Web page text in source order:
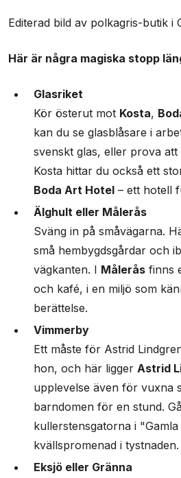
Editerad bild av polkagris-butik i
Här är några magiska stopp
Glasriket
Kör österut mot Kosta,
kan du se glasblåsare i
svenskt glas, eller prova att
Kosta hittar du också ett
Boda Art Hotel– ett hotell
Älghult eller Målerås
Sväng in på småvägarna.
små hembygdsgårdar och
vägkanten. I Måleråsfinns
och kafé, i en miljö som
berättelse.
Vimmerby
Ett måste för Astrid
hon, och här ligger Astrid
upplevelse även för vuxna
barndomen för en stund.
kullerstensgatorna i
kvällspromenad i tystnaden.
Eksjö eller Gränna